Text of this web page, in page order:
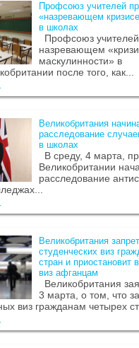
Профсоюз учителей
«назревающем
в школах
Профсоюз
назревающем
маскулинности» в
после того, как...
Великобритания
расследование
в школах
В среду, 4 марта,
Великобритании
расследование
Великобритания
студенческих виз
стран и приостановит
виз афганцам
Великобритания
3 марта, о том, что
виз гражданам четырех